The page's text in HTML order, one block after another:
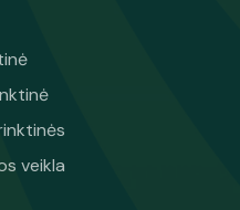
veikla